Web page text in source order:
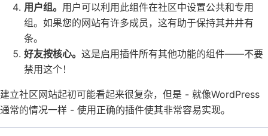
用户组。 用户可以利用此组件在社区中设置公共和专用
组。如果您的网站有许多成员，这有助于保持其井井有
条。
好友按核心。 这是启用插件所有其他功能的组件——不要
禁用这个！
建立社区网站起初可能看起来很复杂，但是 - 就像WordPress
通常的情况一样 - 使用正确的插件使其非常容易实现。